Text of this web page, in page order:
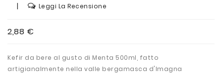
| Leggi La Recensione
2,88 €
Kefir da bere al gusto di Menta 500ml, fatto
artigianalmente nella valle bergamasca d'Imagna